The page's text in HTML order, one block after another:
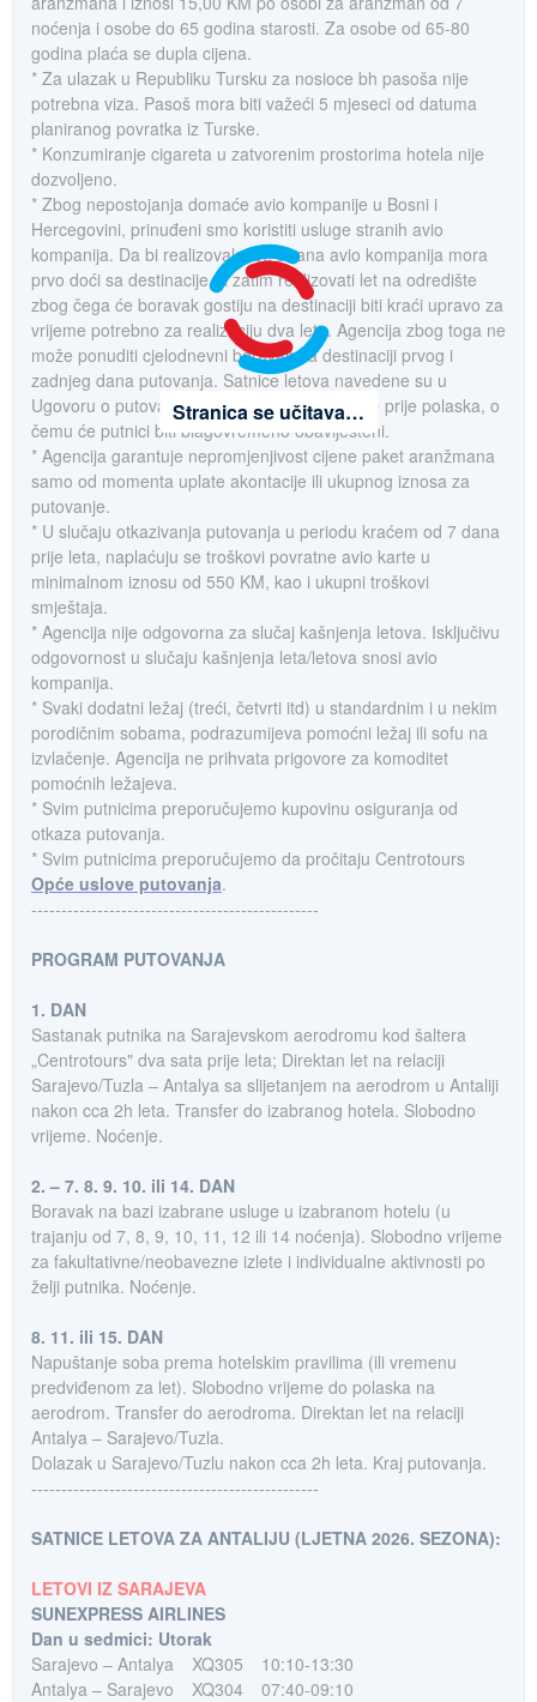
noćenja i osobe do 65 godina starosti. Za osobe od 65-80
godina plaća se dupla cijena.
* Za ulazak u Republiku Tursku za nosioce bh pasoša nije
potrebna viza. Pasoš mora biti važeći 5 mjeseci od datuma
planiranog povratka iz Turske.
* Konzumiranje cigareta u zatvorenim prostorima hotela nije
dozvoljeno.
* Zbog nepostojanja domaće avio kompanije u Bosni i
Hercegovini, prinuđeni smo koristiti usluge stranih avio
kompanija. Da bi realizovala let, strana avio kompanija mora
prvo doći sa destinacije, a zatim realizovati let na odredište
zbog čega će boravak gostiju na destinaciji biti kraći upravo za
vrijeme potrebno za realizaciju dva leta. Agencija zbog toga ne
može ponuditi cjelodnevni boravak na destinaciji prvog i
zadnjeg dana putovanja. Satnice letova navedene su u
Ugovoru o putovanju, i mogu biti promijenjene prije polaska, o
čemu će putnici biti blagovremeno obaviješteni.
* Agencija garantuje nepromjenjivost cijene paket aranžmana
samo od momenta uplate akontacije ili ukupnog iznosa za
putovanje.
* U slučaju otkazivanja putovanja u periodu kraćem od 7 dana
prije leta, naplaćuju se troškovi povratne avio karte u
minimalnom iznosu od 550 KM, kao i ukupni troškovi
smještaja.
* Agencija nije odgovorna za slučaj kašnjenja letova. Isključivu
odgovornost u slučaju kašnjenja leta/letova snosi avio
kompanija.
* Svaki dodatni ležaj (treći, četvrti itd) u standardnim i u nekim
porodičnim sobama, podrazumijeva pomoćni ležaj ili sofu na
izvlačenje. Agencija ne prihvata prigovore za komoditet
pomoćnih ležajeva.
* Svim putnicima preporučujemo kupovinu osiguranja od
otkaza putovanja.
* Svim putnicima preporučujemo da pročitaju Centrotours
Opće uslove putovanja.
------------------------------------------------
PROGRAM PUTOVANJA
1. DAN
Sastanak putnika na Sarajevskom aerodromu kod šaltera
„Centrotours" dva sata prije leta; Direktan let na relaciji
Sarajevo/Tuzla – Antalya sa slijetanjem na aerodrom u Antaliji
nakon cca 2h leta. Transfer do izabranog hotela. Slobodno
vrijeme. Noćenje.
2. – 7. 8. 9. 10. ili 14. DAN
Boravak na bazi izabrane usluge u izabranom hotelu (u
trajanju od 7, 8, 9, 10, 11, 12 ili 14 noćenja). Slobodno vrijeme
za fakultativne/neobavezne izlete i individualne aktivnosti po
želji putnika. Noćenje.
8. 11. ili 15. DAN
Napuštanje soba prema hotelskim pravilima (ili vremenu
predviđenom za let). Slobodno vrijeme do polaska na
aerodrom. Transfer do aerodroma. Direktan let na relaciji
Antalya – Sarajevo/Tuzla.
Dolazak u Sarajevo/Tuzlu nakon cca 2h leta. Kraj putovanja.
------------------------------------------------
SATNICE LETOVA ZA ANTALIJU (LJETNA 2026. SEZONA):
LETOVI IZ SARAJEVA
SUNEXPRESS AIRLINES
Dan u sedmici: Utorak
Sarajevo – Antalya
XQ305
10:10-13:30
Antalya – Sarajevo
XQ304 07:40-09:10
Stranica se učitava…